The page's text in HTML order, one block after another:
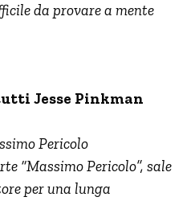
da provare a mente
Jesse Pinkman
Pericolo
“Massimo Pericolo”, sale
per una lunga